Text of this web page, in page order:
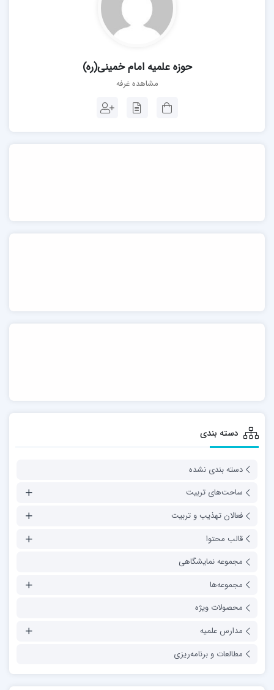
حوزه علمیه امام خمینی(ره)
مشاهده غرفه
دسته بندی
دسته بندی نشده
ساحت‌های تربیت
فعالان تهذیب و تربیت
قالب محتوا
مجموعه نمایشگاهی
مجموعه‌ها
محصولات ویژه
مدارس علمیه
مطالعات و برنامه‌ریزی